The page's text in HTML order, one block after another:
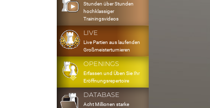
Stunden über Stunden
hochklassiger
Trainingsvideos
LIVE
Live Partien aus laufenden
Großmeisterturnieren
OPENINGS
Erfassen und Üben Sie Ihr
Eröffnungsrepertoire
DATABASE
Acht Millionen starke